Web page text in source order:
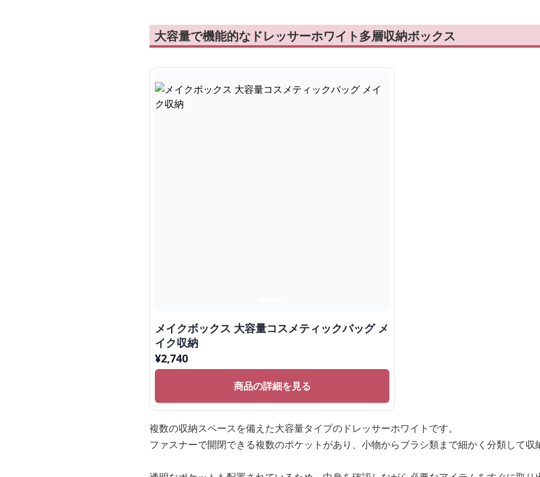
大容量で機能的なドレッサーホワイト多層収納ボックス
メイクボックス 大容量コスメティックバッグ メ
イク収納
¥2,740
商品の詳細を見る
複数の収納スペースを備えた大容量タイプのドレッサーホワイトです。
ファスナーで開閉できる複数のポケットがあり、小物からブラシ類まで細かく分類して収